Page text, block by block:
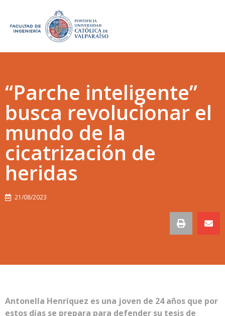
“Parche inteligente”
busca revolucionar el
mundo de la
cicatrización de
heridas
21/08/2023
Antonella Henríquez es una joven de 24 años que por
estos días se prepara para defender su tesis de